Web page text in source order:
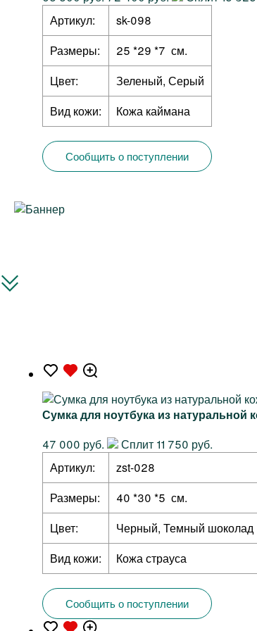
Артикул:
sk-098
Размеры:
25 *29 *7 см.
Цвет:
Зеленый, Серый
Вид кожи:
Кожа каймана
Сообщить о поступлении
Сумка для ноутбука из натуральной
47 000 руб.
Сплит 11 750 руб.
Артикул:
zst-028
Размеры:
40 *30 *5 см.
Цвет:
Черный, Темный шоколад
Вид кожи:
Кожа страуса
Сообщить о поступлении